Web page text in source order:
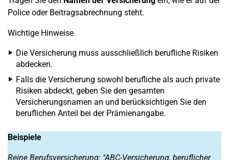
Police oder Beitragsabrechnung steht.
Wichtige Hinweise
Die Versicherung muss ausschließlich berufliche Risiken
abdecken.
Falls die Versicherung sowohl berufliche als auch private
Risiken abdeckt, geben Sie den gesamten
Versicherungsnamen an und berücksichtigen Sie den
beruflichen Anteil bei der Prämienangabe.
Beispiele
Reine Berufsversicherung: "ABC-Versicherung, beruflicher